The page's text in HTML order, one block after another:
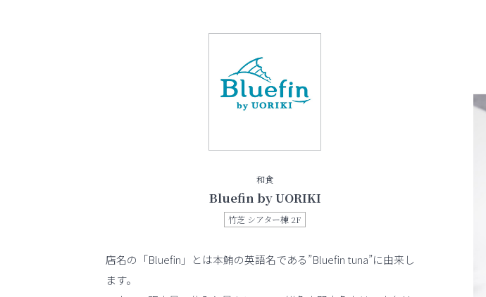
和食
Bluefin by UORIKI
竹芝 シアター棟 2F
店名の「Bluefin」とは本鮪の英語名である”Bluefin tuna”に由来し
ます。